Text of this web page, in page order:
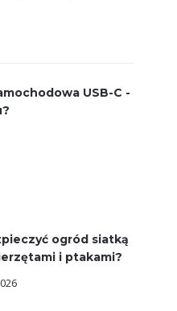
USB-C -
ogród siatką
i ptakami?